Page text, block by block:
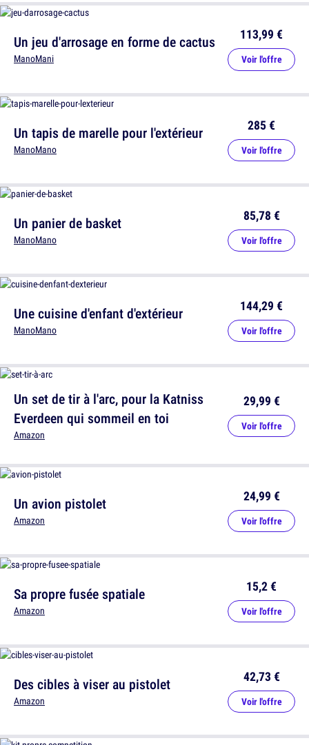
Un tapis de marelle pour l'extérieur
ManoMano
285 €
Voir l'offre
Une cuisine d'enfant d'extérieur
ManoMano
144,29 €
Voir l'offre
Un avion pistolet
Amazon
24,99 €
Voir l'offre
Sa propre fusée spatiale
Amazon
15,2 €
Voir l'offre
Un jeu d'arrosage en forme de cactus
ManoMani
113,99 €
Voir l'offre
Un panier de basket
ManoMano
85,78 €
Voir l'offre
Un set de tir à l'arc, pour la Katniss
Everdeen qui sommeil en toi
Amazon
29,99 €
Voir l'offre
Des cibles à viser au pistolet
Amazon
42,73 €
Voir l'offre